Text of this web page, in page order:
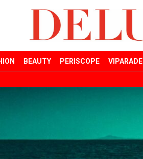
BEAUTY PERISCOPE VIPARADE